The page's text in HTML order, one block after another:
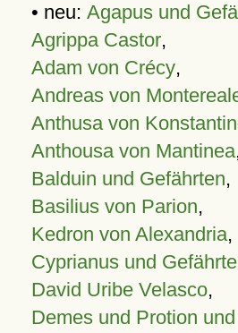
• neu: Agapus und
Agrippa Castor,
Adam von Crécy,
Andreas von
Anthusa von
Anthousa von Mantinea
Balduin und Gefährten,
Basilius von Parion,
Kedron von Alexandria,
Cyprianus und
David Uribe Velasco,
Demes und Protion